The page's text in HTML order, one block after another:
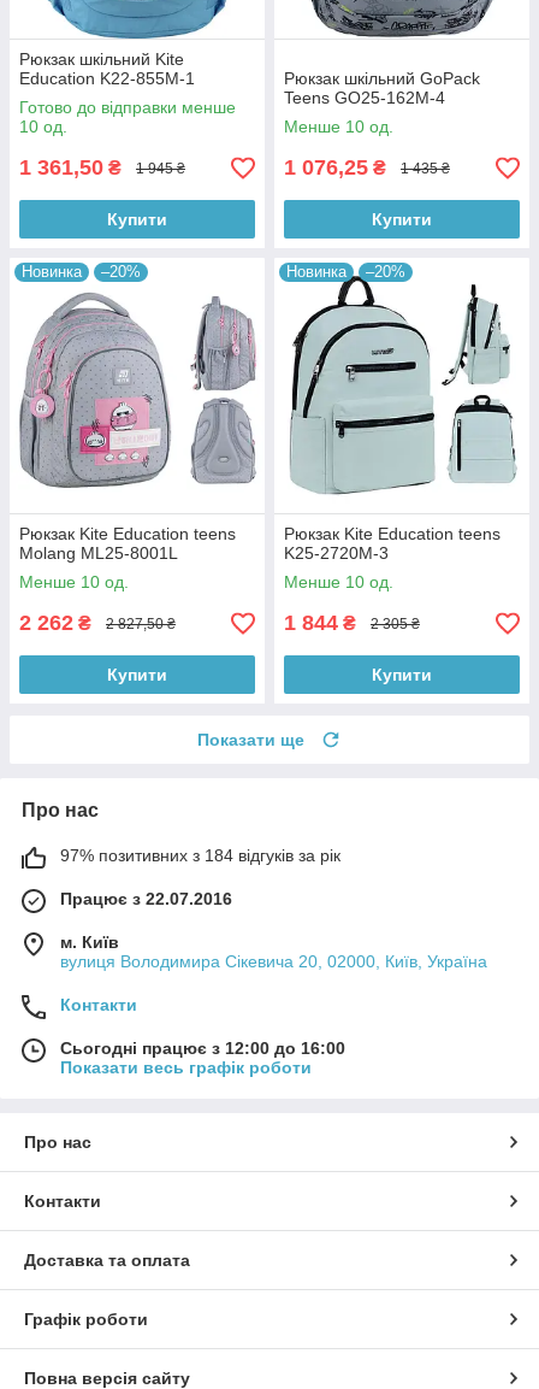
Рюкзак шкільний Kite
Education K22-855M-1
Готово до відправки менше
10 од.
1 361,50 ₴ 1 945 ₴
Купити
Рюкзак шкільний GoPack
Teens GO25-162M-4
Менше 10 од.
1 076,25 ₴ 1 435 ₴
Купити
Новинка –20%
Рюкзак Kite Education teens
Molang ML25-8001L
Менше 10 од.
2 262 ₴ 2 827,50 ₴
Купити
Новинка –20%
Рюкзак Kite Education teens
K25-2720M-3
Менше 10 од.
1 844 ₴ 2 305 ₴
Купити
Показати ще
Про нас
97% позитивних з 184 відгуків за рік
Працює з 22.07.2016
м. Київ
вулиця Володимира Сікевича 20, 02000, Київ, Україна
Контакти
Сьогодні працює з 12:00 до 16:00
Показати весь графік роботи
Про нас
Контакти
Доставка та оплата
Графік роботи
Повна версія сайту